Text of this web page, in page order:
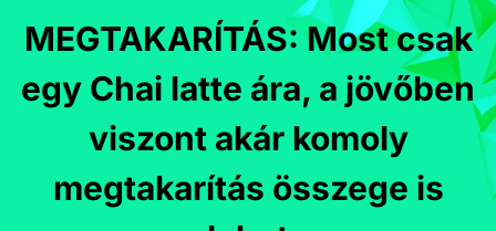
MEGTAKARÍTÁS: Most csak
egy Chai latte ára, a jövőben
viszont akár komoly
megtakarítás összege is